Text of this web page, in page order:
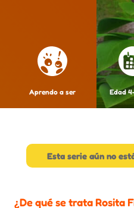
Aprendo a ser Edad
Esta serie aún no
¿De qué se trata Rosita